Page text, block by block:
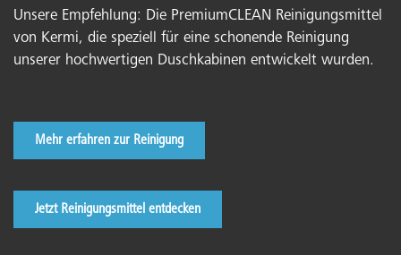
Unsere Empfehlung: Die PremiumCLEAN Reinigungsmittel
von Kermi, die speziell für eine schonende Reinigung
unserer hochwertigen Duschkabinen entwickelt wurden.
Mehr erfahren zur Reinigung
Jetzt Reinigungsmittel entdecken